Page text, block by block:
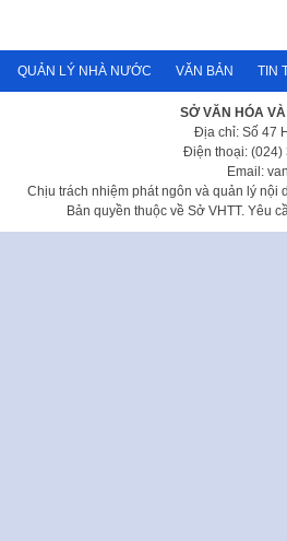
QUẢN LÝ NHÀ NƯỚC VĂN BẢN TIN
SỞ VĂN HÓA
Địa chỉ: Số 47
Điện thoại: (024)
Email:
Chịu trách nhiệm phát ngôn và quản lý nội
Bản quyền thuộc về Sở VHTT. Yêu